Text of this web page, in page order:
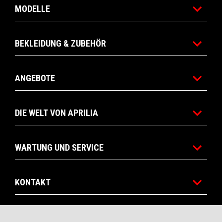
MODELLE
BEKLEIDUNG & ZUBEHÖR
ANGEBOTE
DIE WELT VON APRILIA
WARTUNG UND SERVICE
KONTAKT